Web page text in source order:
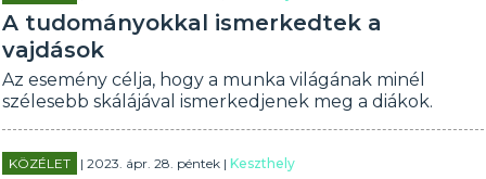
A tudományokkal ismerkedtek a
vajdások
Az esemény célja, hogy a munka világának minél
szélesebb skálájával ismerkedjenek meg a diákok.
KÖZÉLET | 2023. ápr. 28. péntek |Keszthely